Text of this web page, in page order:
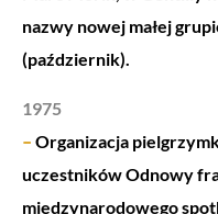
nazwy nowej małej
(październik).
1975
– Organizacja
uczestników Odnowy
międzynarodowego